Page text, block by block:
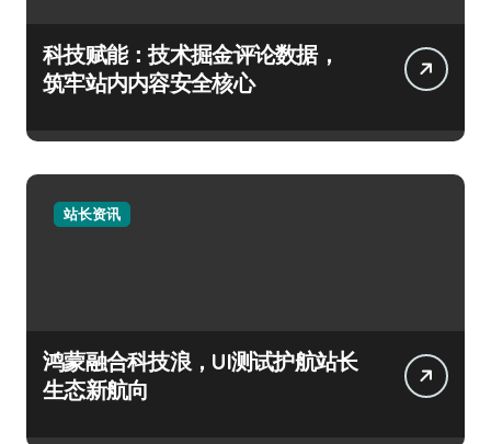
科技赋能：技术掘金评论数据，
筑牢站内内容安全核心
站长资讯
鸿蒙融合科技浪，UI测试护航站长
生态新航向